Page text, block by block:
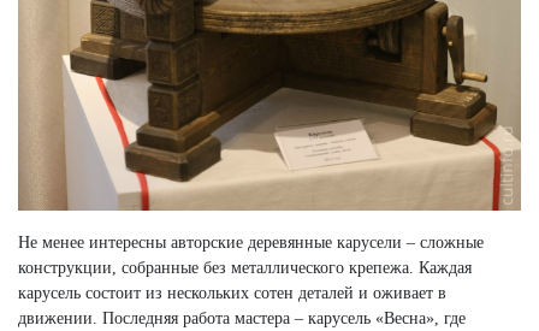
Не менее интересны авторские деревянные карусели – сложные
конструкции, собранные без металлического крепежа. Каждая
карусель состоит из нескольких сотен деталей и оживает в
движении. Последняя работа мастера – карусель «Весна», где